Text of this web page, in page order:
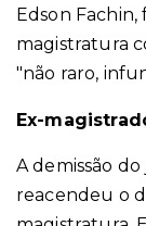
Edson
magistratura
"não raro,
Ex-
A demissão
reacendeu o